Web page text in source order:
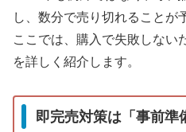
し、数分で売り切れることが
ここでは、購入で失敗しない
を詳しく紹介します。
即完売対策は「事前準